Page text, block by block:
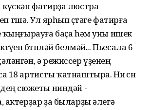
фатирҙа люстра
төшә. Ул ярһып өҫтәге фатирға
ҡыңғырауға баҫа һәм уны ишек
бөтөнләй белмәй... Пьесала 6
ә режиссер үҙенең
18 артисты ҡатнаштыра. Ни өсөн
сюжеты ниндәй -
ҙа быларҙы әлегә